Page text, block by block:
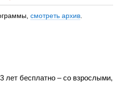
смотреть архив
лет бесплатно – со взрослыми,